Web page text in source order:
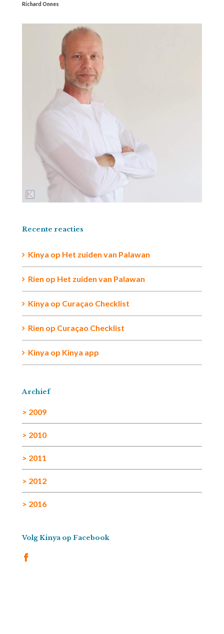
Richard Onnes
Recente reacties
Kinya op Het zuiden van Palawan
Rien op Het zuiden van Palawan
Kinya op Curaçao Checklist
Rien op Curaçao Checklist
Kinya op Kinya app
Archief
> 2009
> 2010
> 2011
> 2012
> 2016
Volg Kinya op Facebook